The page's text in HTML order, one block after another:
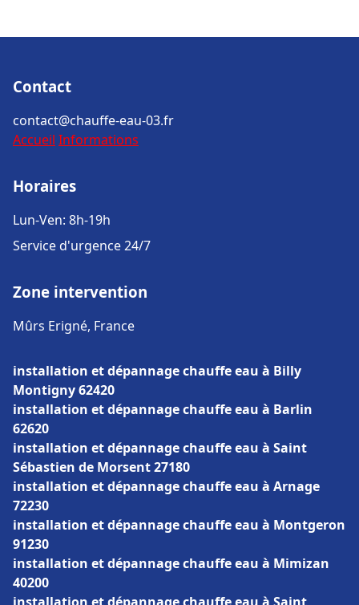
Contact
contact@chauffe-eau-03.fr
Accueil Informations
Horaires
Lun-Ven: 8h-19h
Service d'urgence 24/7
Zone intervention
Mûrs Erigné, France
installation et dépannage chauffe eau à Billy
Montigny 62420
installation et dépannage chauffe eau à Barlin
62620
installation et dépannage chauffe eau à Saint
Sébastien de Morsent 27180
installation et dépannage chauffe eau à Arnage
72230
installation et dépannage chauffe eau à Montgeron
91230
installation et dépannage chauffe eau à Mimizan
40200